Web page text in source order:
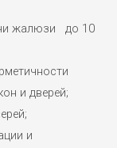
жалюзи до 10
и дверей;
и